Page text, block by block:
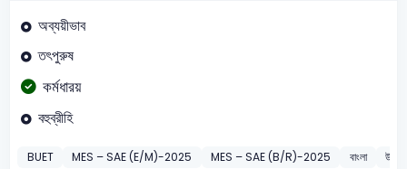
অব্যয়ীভাব
তৎপুরুষ
কর্মধারয়
বহুব্রীহি
BUET MES – SAE (E/M)-2025 MES – SAE (B/R)-2025 বাংলা